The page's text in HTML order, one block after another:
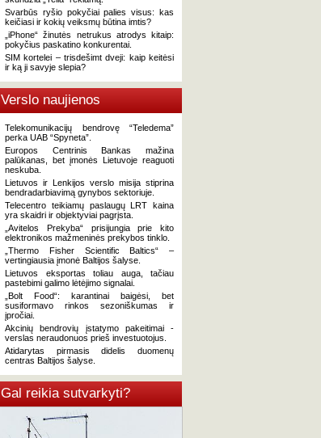
Svarbūs ryšio pokyčiai palies visus: kas
keičiasi ir kokių veiksmų būtina imtis?
„iPhone“ žinutės netrukus atrodys kitaip:
pokyčius paskatino konkurentai.
SIM kortelei – trisdešimt dveji: kaip keitėsi
ir ką ji savyje slepia?
Verslo naujienos
Telekomunikacijų bendrovę “Teledema”
perka UAB “Spyneta”.
Europos Centrinis Bankas mažina
palūkanas, bet įmonės Lietuvoje reaguoti
neskuba.
Lietuvos ir Lenkijos verslo misija stiprina
bendradarbiavimą gynybos sektoriuje.
Telecentro teikiamų paslaugų LRT kaina
yra skaidri ir objektyviai pagrįsta.
„Avitelos Prekyba“ prisijungia prie kito
elektronikos mažmeninės prekybos tinklo.
„Thermo Fisher Scientific Baltics“ –
vertingiausia įmonė Baltijos šalyse.
Lietuvos eksportas toliau auga, tačiau
pastebimi galimo lėtėjimo signalai.
„Bolt Food“: karantinai baigėsi, bet
susiformavo rinkos sezoniškumas ir
įpročiai.
Akcinių bendrovių įstatymo pakeitimai -
verslas neraudonuos prieš investuotojus.
Atidarytas pirmasis didelis duomenų
centras Baltijos šalyse.
Gal reikia sutvarkyti?